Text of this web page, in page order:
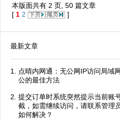
本版面共有 2 页, 50 篇文章
[ 1 2 ]
最新文章
点晴内网通：无公网IP访问局域
公的最佳方法
提交订单时系统突然提示当前账
截，如需继续访问，请联系管理
如何解决？